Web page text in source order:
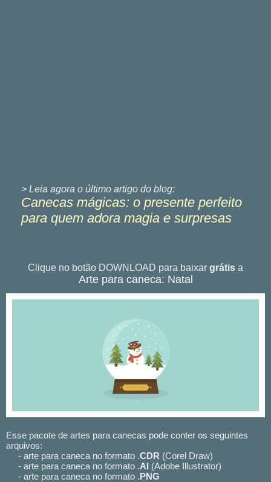
> Leia agora o último artigo do blog:
Canecas mágicas: o presente perfeito
para quem adora magia e surpresas
Clique no botão DOWNLOAD para baixar grátis a
Arte para caneca: Natal
Esse pacote de artes para canecas pode conter os seguintes
arquivos:
- arte para caneca no formato .CDR (Corel Draw)
- arte para caneca no formato .AI (Adobe Illustrator)
- arte para caneca no formato .PNG